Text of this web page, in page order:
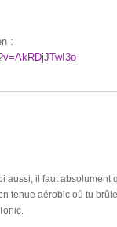
:
aussi, il faut absolument
tenue aérobic où tu